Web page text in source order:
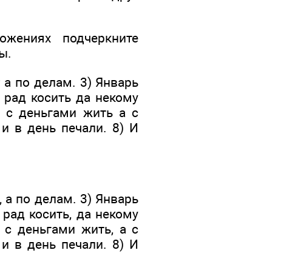
под­черкните
по делам. 3) Январь
косить да некому
с деньгами жить а с
в день печали. 8) И
а по делам. 3) Январь
косить, да некому
с деньгами жить, а с
в день печали. 8) И